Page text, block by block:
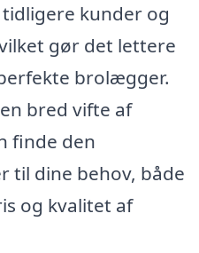
kunder og
gør det lettere
brolægger.
bred vifte af
finde den
til dine behov, både
og kvalitet af